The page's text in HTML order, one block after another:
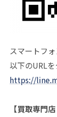
スマートフ
以下のURLを
https://
【買取専門